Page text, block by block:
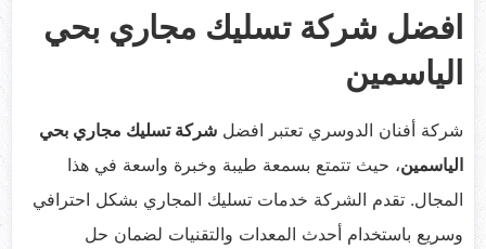
افضل شركة تسليك مجاري بحي
الياسمين
شركة أفنان الدوسري تعتبر افضل شركة تسليك مجاري بحي
الياسمين، حيث تتمتع بسمعة طيبة وخبرة واسعة في هذا
المجال. تقدم الشركة خدمات تسليك المجاري بشكل احترافي
وسريع باستخدام أحدث المعدات والتقنيات لضمان حل